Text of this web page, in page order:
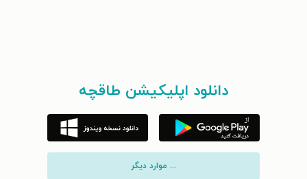
دانلود اپلیکیشن طاقچه
... موارد دیگر